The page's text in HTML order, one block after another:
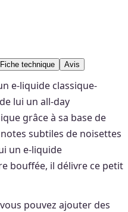
Fiche technique Avis
e-liquide classique-
lui un all-day
grâce à sa base de
subtiles de noisettes
un e-liquide
bouffée, il délivre ce petit
pouvez ajouter des